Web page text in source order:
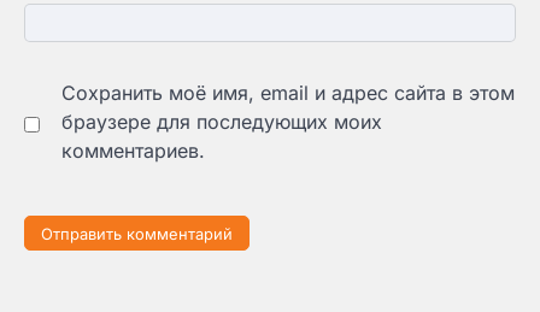
Сохранить моё имя, email и адрес сайта в этом
браузере для последующих моих
комментариев.